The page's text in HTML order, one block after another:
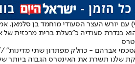
עם יורש העצר הסעודי מוחמד בן
בגדרת סעודיה כ"בעלת ברית מרכזית של
אברהם - כחלק מפתרון שתי מדינות"
שלנו תשרת את האינטרס הגבוה ביותר